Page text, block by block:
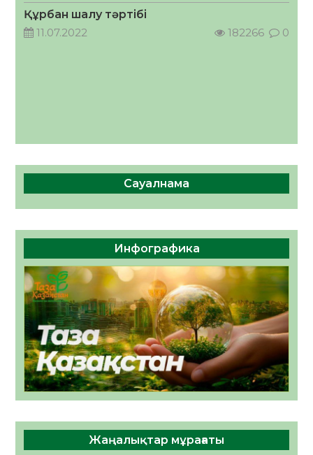
05.08.2026
59 0
Құрбан шалу тәртібі
11.07.2022
182266 0
Сауалнама
Инфографика
Жаңалықтар мұрағаты